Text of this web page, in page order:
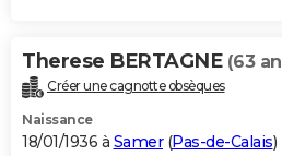
Therese BERTAGNE (63
Créer une cagnotte obsèques
Naissance
18/01/1936 à Samer(Pas-de-Calais)